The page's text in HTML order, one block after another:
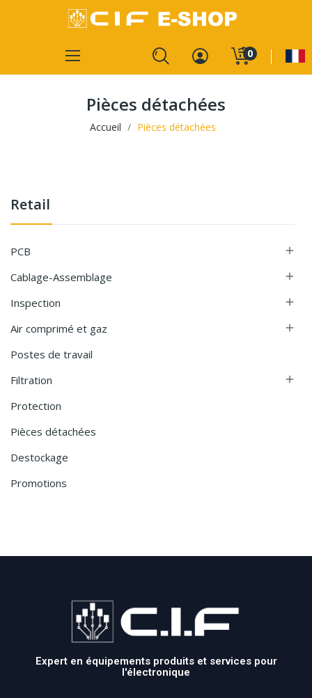
0
Pièces détachées
Accueil Pièces détachées
Retail
PCB 
Cablage-Assemblage 
Inspection 
Air comprimé et gaz 
Postes de travail
Filtration

Protection
Pièces détachées
Destockage
Promotions
Expert en équipements produits et services pour
l'électronique